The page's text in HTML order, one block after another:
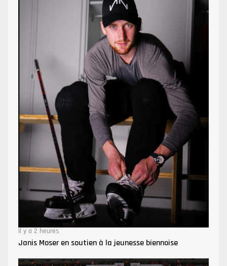
Il y a 2 heures
Janis Moser en soutien à la jeunesse biennoise